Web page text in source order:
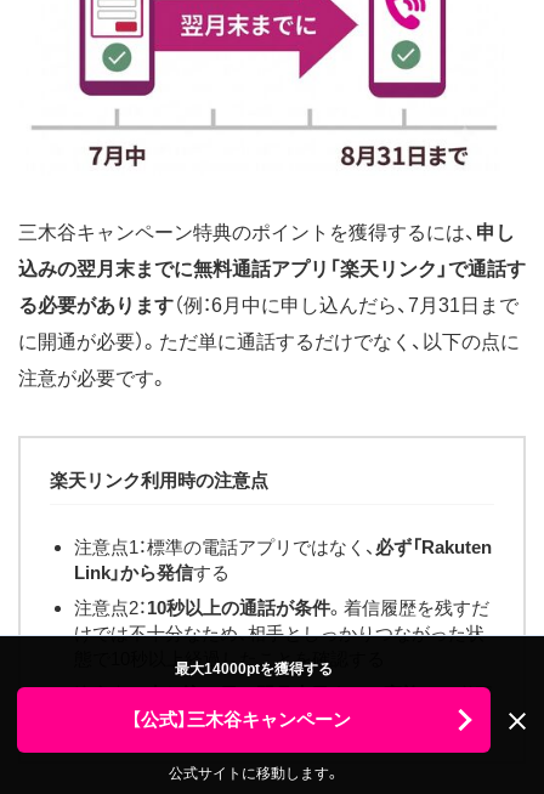
三木谷キャンペーン特典のポイントを獲得するには、 申し
込みの翌月末までに無料通話アプリ「楽天リンク」で通話す
る必要があります（例：6月中に申し込んだら、7月31日まで
に開通が必要）。ただ単に通話するだけでなく、以下の点に
注意が必要です。
楽天リンク利用時の注意点
注意点1：標準の電話アプリではなく、 必ず「Rakuten
Link」から発信する
注意点2：10秒以上の通話が条件。着信履歴を残すだ
けでは不十分なため、相手としっかりつながった状
態で10秒以上経過したことを確認する
注意点3：申し込み日の翌月末日までに実施する必要
がある。回線開通とセットでおこなうのがおすすめ
最大14000ptを獲得する
【公式】三木谷キャンペーン
公式サイトに移動します。